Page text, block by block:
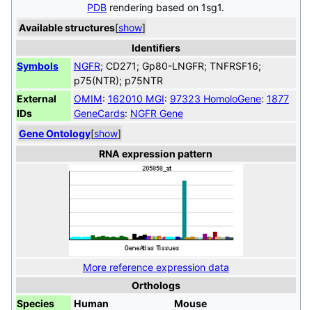
PDB rendering based on 1sg1.
[show]
Available structures
Identifiers
Symbols
NGFR; CD271; Gp80-LNGFR; TNFRSF16;
p75(NTR); p75NTR
External
IDs
OMIM: 162010 MGI: 97323 HomoloGene: 1877
GeneCards: NGFR Gene
[show]
Gene Ontology
RNA expression pattern
More reference expression data
Orthologs
Species
Human
Mouse